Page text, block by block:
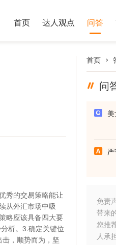
首页 达人观点 问答
秀的交易策略能让
从外汇市场中吸
略应该具备四大要
析。3.确定关键位
，顺势而为，坚
首页
问
免责
带来
您推
人承